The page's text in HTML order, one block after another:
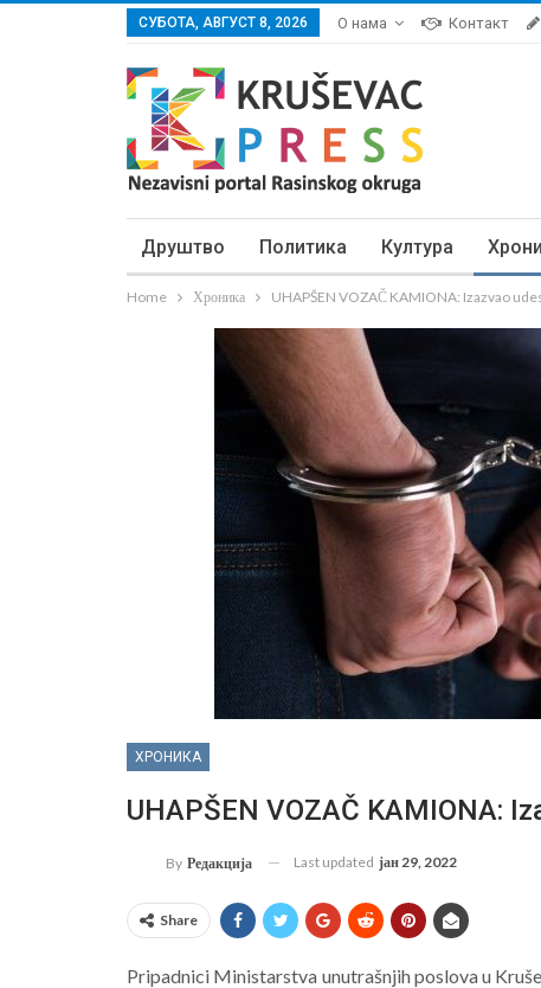
СУБОТА, АВГУСТ 8, 2026 О нама Контакт
Друштво Политика Култура
Home Хроника UHAPŠEN VOZAČ KAMIONA: Izazvao
ХРОНИКА
UHAPŠEN VOZAČ KAMIONA:
By Редакција Last updated јан 29, 2022
Share
Pripadnici Ministarstva unutrašnjih poslova u